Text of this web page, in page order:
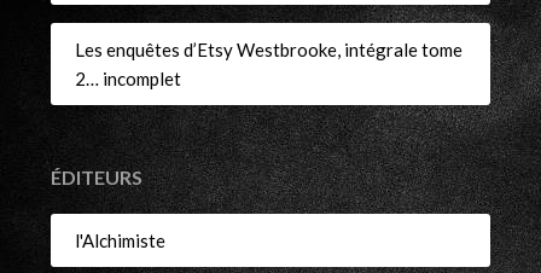
Les enquêtes d’Etsy Westbrooke, intégrale tome
2… incomplet
ÉDITEURS
l'Alchimiste